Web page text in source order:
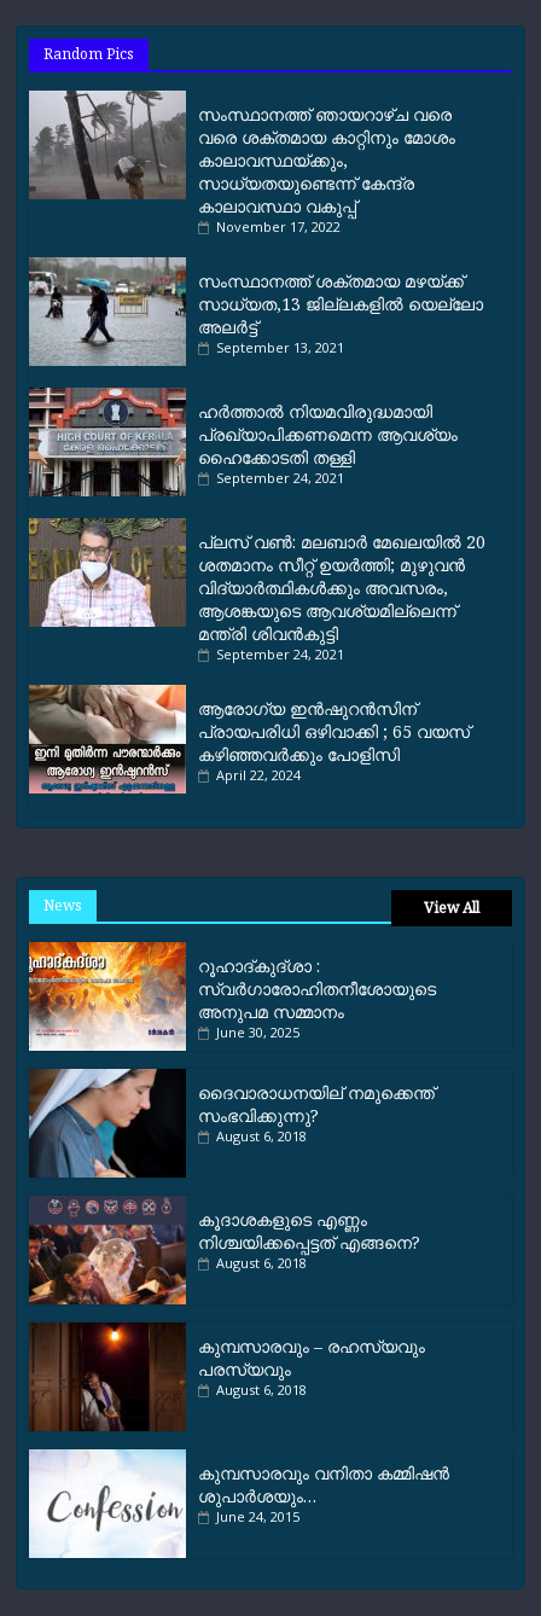
o
o
k
A
p
p
a
m
n
k
Random Pics
സംസ്ഥാനത്ത് ഞായറാഴ്ച വരെ
വരെ ശക്തമായ കാറ്റിനും മോശം
കാലാവസ്ഥയ്ക്കും,
സാധ്യതയുണ്ടെന്ന് കേന്ദ്ര
കാലാവസ്ഥാ വകുപ്പ്
November 17, 2022
സംസ്ഥാനത്ത് ശക്തമായ മഴയ്ക്ക്
സാധ്യത,13 ജില്ലകളിൽ യെല്ലോ
അലർട്ട്
September 13, 2021
ഹര്‍ത്താല്‍ നിയമവിരുദ്ധമായി
പ്രഖ്യാപിക്കണമെന്ന ആവശ്യം
ഹൈക്കോടതി തള്ളി
September 24, 2021
പ്ലസ് വൺ: മലബാർ മേഖലയിൽ 20
ശതമാനം സീറ്റ് ഉയർത്തി; മുഴുവൻ
വിദ്യാർത്ഥികൾക്കും അവസരം,
ആശങ്കയുടെ ആവശ്യമില്ലെന്ന്
മന്ത്രി ശിവൻകുട്ടി
September 24, 2021
ആരോഗ്യ ഇൻഷുറൻസിന്
പ്രായപരിധി ഒഴിവാക്കി ; 65 വയസ്
കഴിഞ്ഞവർക്കും പോളിസി
April 22, 2024
News View All
റൂഹാദ്‌കുദ്‌ശാ :
സ്വർഗാരോഹിതനീശോയുടെ
അനുപമ സമ്മാനം
June 30, 2025
ദൈവാരാധനയില് നമുക്കെന്ത്
സംഭവിക്കുന്നു?
August 6, 2018
കൂദാശകളുടെ എണ്ണം
നിശ്ചയിക്കപ്പെട്ടത് എങ്ങനെ?
August 6, 2018
കുമ്പസാരവും – രഹസ്യവും
പരസ്യവും
August 6, 2018
കുമ്പസാരവും വനിതാ കമ്മിഷന്‍
ശുപാര്‍ശയും…
June 24, 2015